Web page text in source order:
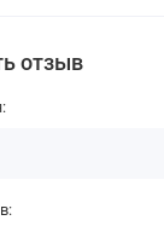
отзыв